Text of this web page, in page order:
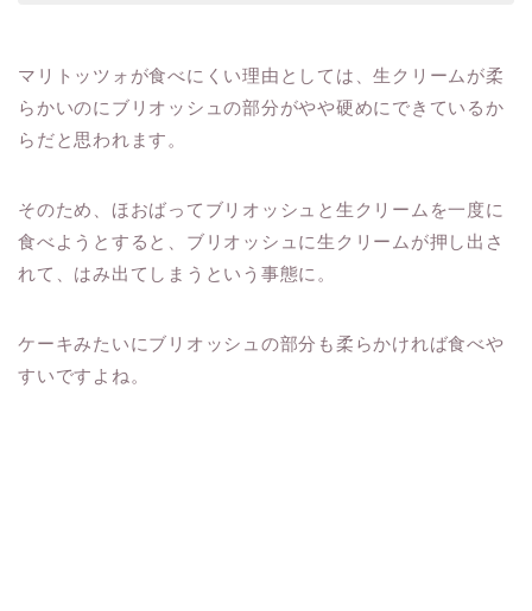
マリトッツォが食べにくい理由としては、生クリームが柔
らかいのにブリオッシュの部分がやや硬めにできているか
らだと思われます。
そのため、ほおばってブリオッシュと生クリームを一度に
食べようとすると、ブリオッシュに生クリームが押し出さ
れて、はみ出てしまうという事態に。
ケーキみたいにブリオッシュの部分も柔らかければ食べや
すいですよね。